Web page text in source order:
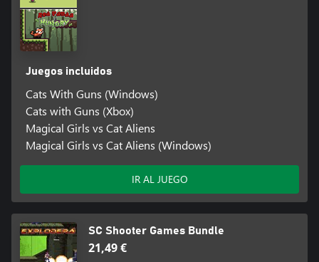
Juegos incluidos
Cats With Guns (Windows)
Cats with Guns (Xbox)
Magical Girls vs Cat Aliens
Magical Girls vs Cat Aliens (Windows)
IR AL JUEGO
SC Shooter Games Bundle
21,49 €